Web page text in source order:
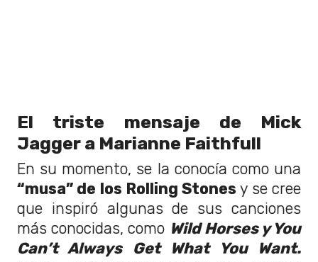
El triste mensaje de Mick
Jagger a Marianne Faithfull
En su momento, se la conocía como una
“musa” de los Rolling Stones y se cree
que inspiró algunas de sus canciones
más conocidas, como Wild Horses y You
Can’t Always Get What You Want.